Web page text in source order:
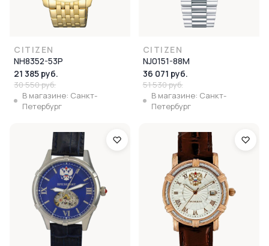
CITIZEN
NH8352-53P
21 385 руб.
30 550 руб.
В магазине: Санкт-
Петербург
CITIZEN
NJ0151-88M
36 071 руб.
51 530 руб.
В магазине: Санкт-
Петербург